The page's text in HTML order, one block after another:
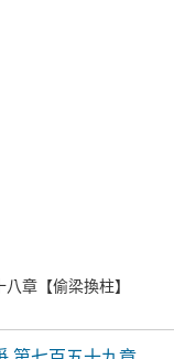
章【偷梁換柱】